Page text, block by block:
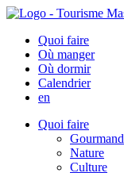
Quoi faire
Où manger
Où dormir
Calendrier
en
Quoi faire
Gourmand
Nature
Culture